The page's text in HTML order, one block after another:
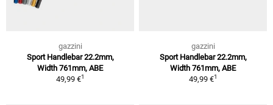
gazzini
Sport Handlebar 22.2mm,
Width 761mm, ABE
49,99 €1
gazzini
Sport Handlebar 22.2mm,
Width 761mm, ABE
49,99 €1